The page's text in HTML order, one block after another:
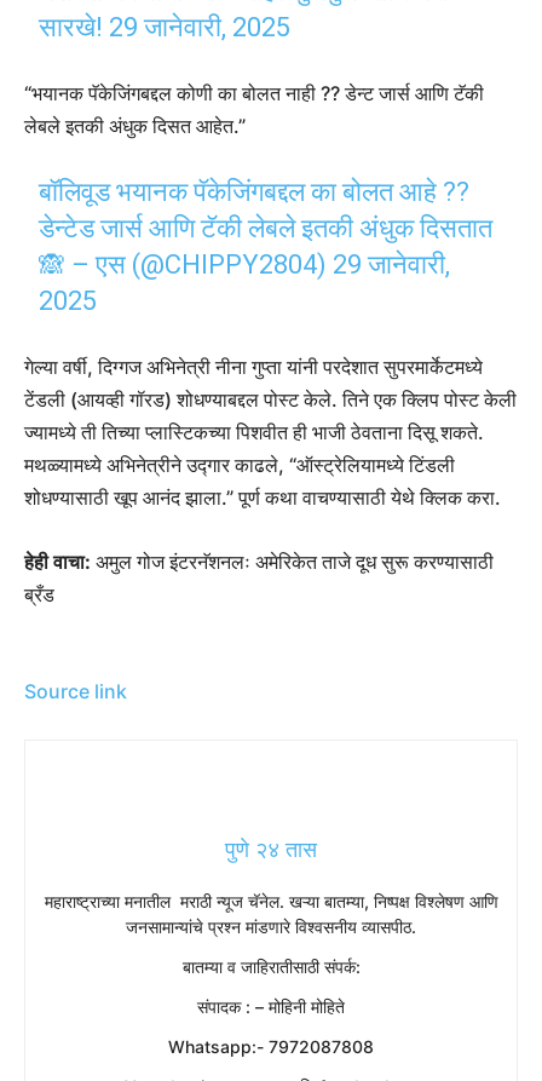
सारखे! 29 जानेवारी, 2025
“भयानक पॅकेजिंगबद्दल कोणी का बोलत नाही ?? डेन्ट जार्स आणि टॅकी
लेबले इतकी अंधुक दिसत आहेत.”
बॉलिवूड भयानक पॅकेजिंगबद्दल का बोलत आहे ??
डेन्टेड जार्स आणि टॅकी लेबले इतकी अंधुक दिसतात
🙈 – एस (@CHIPPY2804) 29 जानेवारी,
2025
गेल्या वर्षी, दिग्गज अभिनेत्री नीना गुप्ता यांनी परदेशात सुपरमार्केटमध्ये
टेंडली (आयव्ही गॉरड) शोधण्याबद्दल पोस्ट केले. तिने एक क्लिप पोस्ट केली
ज्यामध्ये ती तिच्या प्लास्टिकच्या पिशवीत ही भाजी ठेवताना दिसू शकते.
मथळ्यामध्ये अभिनेत्रीने उद्गार काढले, “ऑस्ट्रेलियामध्ये टिंडली
शोधण्यासाठी खूप आनंद झाला.” पूर्ण कथा वाचण्यासाठी येथे क्लिक करा.
हेही वाचा: अमुल गोज इंटरनॅशनलः अमेरिकेत ताजे दूध सुरू करण्यासाठी
ब्रँड
Source link
पुणे २४ तास
महाराष्ट्राच्या मनातील मराठी न्यूज चॅनेल. खऱ्या बातम्या, निष्पक्ष विश्लेषण आणि
जनसामान्यांचे प्रश्न मांडणारे विश्वसनीय व्यासपीठ.
बातम्या व जाहिरातीसाठी संपर्क:
संपादक : – मोहिनी मोहिते
Whatsapp:- 7972087808